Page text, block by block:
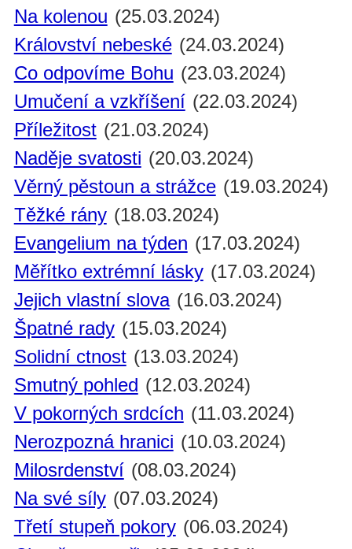
Na kolenou (25.03.2024)
Království nebeské (24.03.2024)
Co odpovíme Bohu (23.03.2024)
Umučení a vzkříšení (22.03.2024)
Příležitost (21.03.2024)
Naděje svatosti (20.03.2024)
Věrný pěstoun a strážce (19.03.2024)
Těžké rány (18.03.2024)
Evangelium na týden (17.03.2024)
Měřítko extrémní lásky (17.03.2024)
Jejich vlastní slova (16.03.2024)
Špatné rady (15.03.2024)
Solidní ctnost (13.03.2024)
Smutný pohled (12.03.2024)
V pokorných srdcích (11.03.2024)
Nerozpozná hranici (10.03.2024)
Milosrdenství (08.03.2024)
Na své síly (07.03.2024)
Třetí stupeň pokory (06.03.2024)